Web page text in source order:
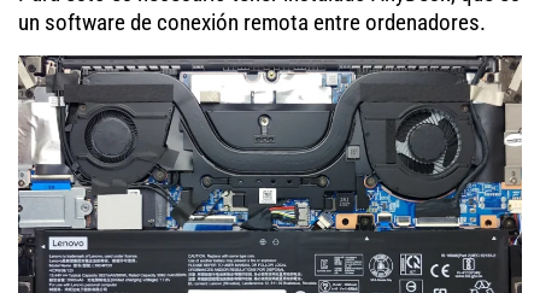
un software de conexión remota entre ordenadores.